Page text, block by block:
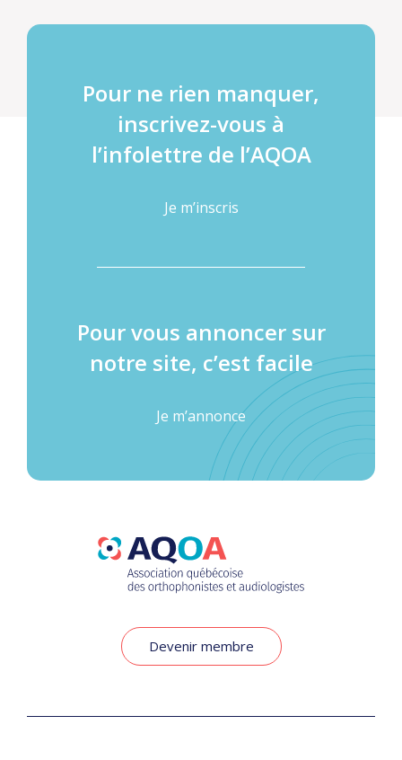
Pour ne rien manquer,
inscrivez-vous à
l’infolettre de l’AQOA
Je m’inscris
Pour vous annoncer sur
notre site, c’est facile
Je m’annonce
Devenir membre